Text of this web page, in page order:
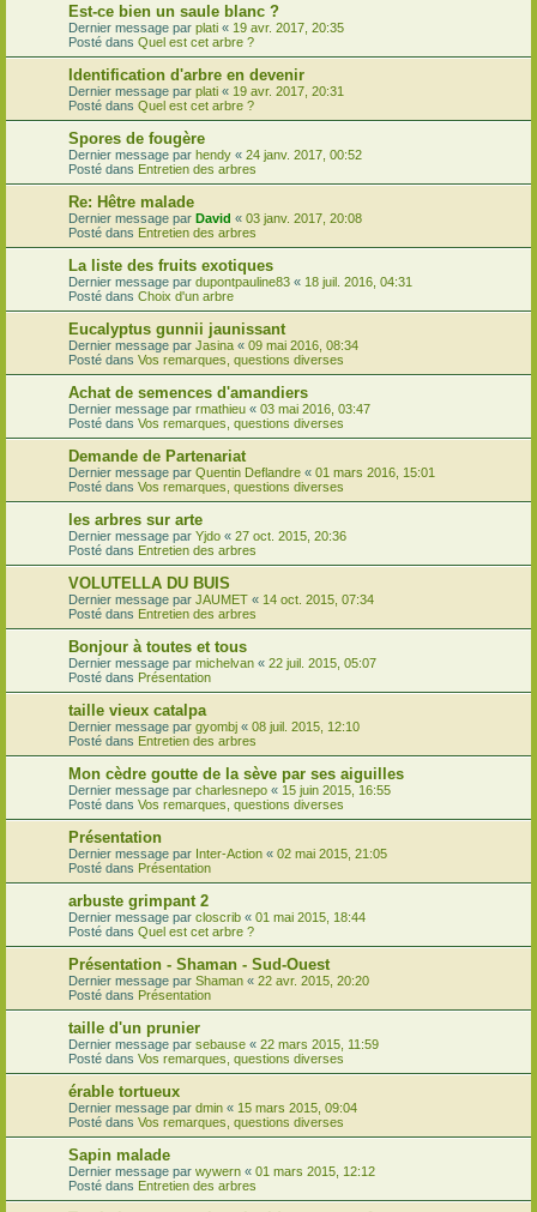
Est-ce bien un saule blanc ?
Dernier message par plati « 19 avr. 2017, 20:35
Posté dans Quel est cet arbre ?
Identification d'arbre en devenir
Dernier message par plati « 19 avr. 2017, 20:31
Posté dans Quel est cet arbre ?
Spores de fougère
Dernier message par hendy « 24 janv. 2017, 00:52
Posté dans Entretien des arbres
Re: Hêtre malade
Dernier message par David « 03 janv. 2017, 20:08
Posté dans Entretien des arbres
La liste des fruits exotiques
Dernier message par dupontpauline83 « 18 juil. 2016, 04:31
Posté dans Choix d'un arbre
Eucalyptus gunnii jaunissant
Dernier message par Jasina « 09 mai 2016, 08:34
Posté dans Vos remarques, questions diverses
Achat de semences d'amandiers
Dernier message par rmathieu « 03 mai 2016, 03:47
Posté dans Vos remarques, questions diverses
Demande de Partenariat
Dernier message par Quentin Deflandre « 01 mars 2016, 15:01
Posté dans Vos remarques, questions diverses
les arbres sur arte
Dernier message par Yjdo « 27 oct. 2015, 20:36
Posté dans Entretien des arbres
VOLUTELLA DU BUIS
Dernier message par JAUMET « 14 oct. 2015, 07:34
Posté dans Entretien des arbres
Bonjour à toutes et tous
Dernier message par michelvan « 22 juil. 2015, 05:07
Posté dans Présentation
taille vieux catalpa
Dernier message par gyombj « 08 juil. 2015, 12:10
Posté dans Entretien des arbres
Mon cèdre goutte de la sève par ses aiguilles
Dernier message par charlesnepo « 15 juin 2015, 16:55
Posté dans Vos remarques, questions diverses
Présentation
Dernier message par Inter-Action « 02 mai 2015, 21:05
Posté dans Présentation
arbuste grimpant 2
Dernier message par closcrib « 01 mai 2015, 18:44
Posté dans Quel est cet arbre ?
Présentation - Shaman - Sud-Ouest
Dernier message par Shaman « 22 avr. 2015, 20:20
Posté dans Présentation
taille d'un prunier
Dernier message par sebause « 22 mars 2015, 11:59
Posté dans Vos remarques, questions diverses
érable tortueux
Dernier message par dmin « 15 mars 2015, 09:04
Posté dans Vos remarques, questions diverses
Sapin malade
Dernier message par wywern « 01 mars 2015, 12:12
Posté dans Entretien des arbres